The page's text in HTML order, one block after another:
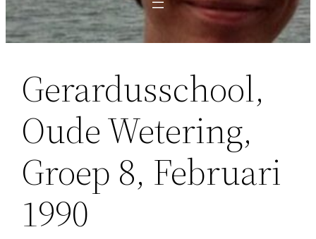
Gerardusschool,
Oude Wetering,
Groep 8, Februari
1990